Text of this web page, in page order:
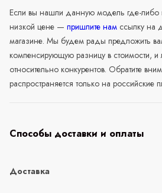
Если вы нашли данную модель где-либо
низкой цене — пришлите нам ссылку на
магазине. Мы будем рады предложить
компенсирующую разницу в стоимости,
относительно конкурентов. Обратите
распространяется только на российские
Способы доставки и оплаты
Доставка